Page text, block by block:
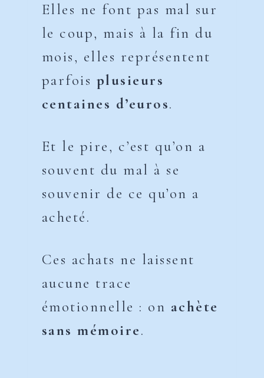
Elles ne font pas mal sur
le coup, mais à la fin du
mois, elles représentent
parfois plusieurs
centaines d’euros.
Et le pire, c’est qu’on a
souvent du mal à se
souvenir de ce qu’on a
acheté.
Ces achats ne laissent
aucune trace
émotionnelle : on achète
sans mémoire.